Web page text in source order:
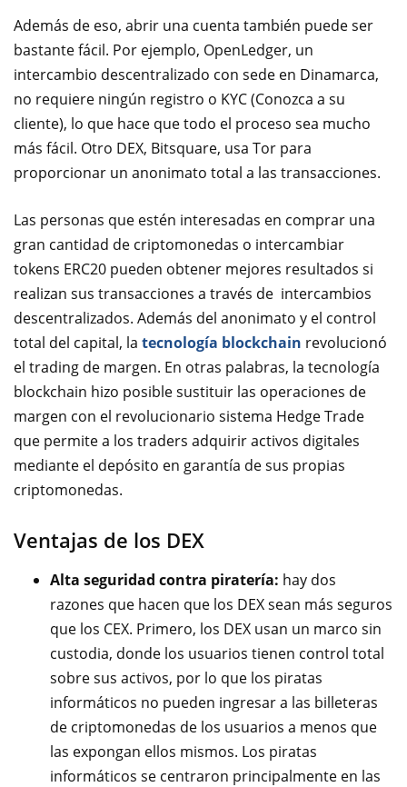
Además de eso, abrir una cuenta también puede ser
bastante fácil. Por ejemplo, OpenLedger, un
intercambio descentralizado con sede en Dinamarca,
no requiere ningún registro o KYC (Conozca a su
cliente), lo que hace que todo el proceso sea mucho
más fácil. Otro DEX, Bitsquare, usa Tor para
proporcionar un anonimato total a las transacciones.
Las personas que estén interesadas en comprar una
gran cantidad de criptomonedas o intercambiar
tokens ERC20 pueden obtener mejores resultados si
realizan sus transacciones a través de intercambios
descentralizados. Además del anonimato y el control
total del capital, la tecnología blockchain revolucionó
el trading de margen. En otras palabras, la tecnología
blockchain hizo posible sustituir las operaciones de
margen con el revolucionario sistema Hedge Trade
que permite a los traders adquirir activos digitales
mediante el depósito en garantía de sus propias
criptomonedas.
Ventajas de los DEX
Alta seguridad contra piratería: hay dos
razones que hacen que los DEX sean más seguros
que los CEX. Primero, los DEX usan un marco sin
custodia, donde los usuarios tienen control total
sobre sus activos, por lo que los piratas
informáticos no pueden ingresar a las billeteras
de criptomonedas de los usuarios a menos que
las expongan ellos mismos. Los piratas
informáticos se centraron principalmente en las